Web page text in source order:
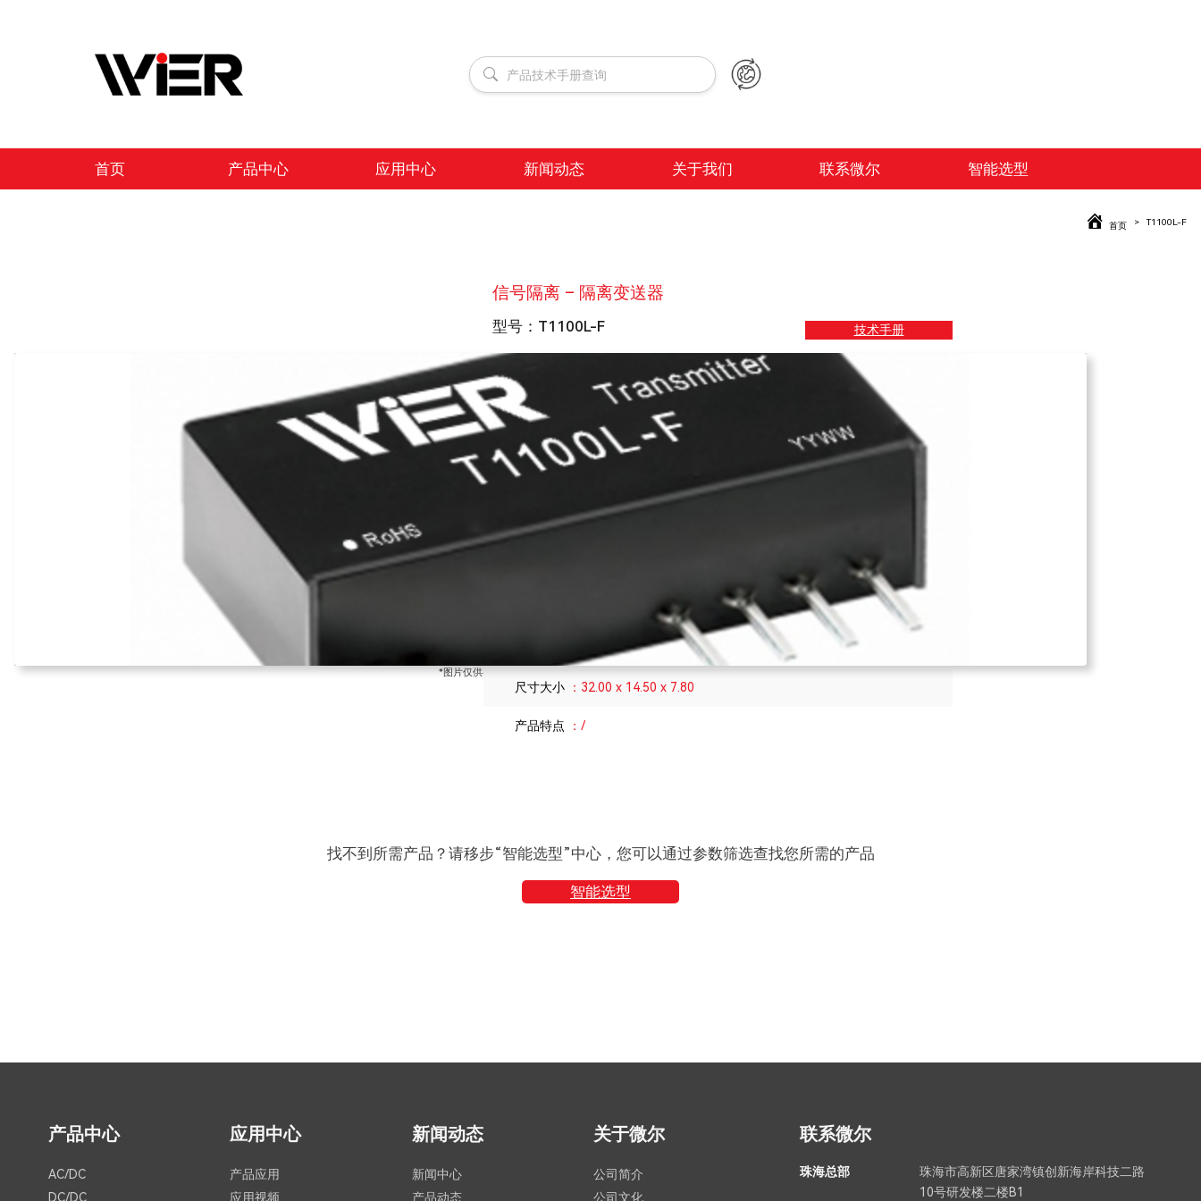
首页 产品中心 应用中心 新闻动态 关于我们 联系微尔 智能选型
首页 T1100L-F
*图片仅供参考，具体参数请以实物/技术规格书为准
信号隔离 – 隔离变送器
型号： T1100L-F 技术手册
隔离电压 3000
回路电压 10-24V
输入信号 4-20mA
通道数
尺寸大小 32.00 x 14.50 x 7.80
产品特点 /
找不到所需产品？请移步“智能选型”中心，您可以通过参数筛选查找您所需的产品
智能选型
产品中心
AC/DC
DC/DC
应用中心
产品应用
应用视频
新闻动态
新闻中心
产品动态
关于微尔
公司简介
公司文化
联系微尔
珠海总部
珠海市高新区唐家湾镇创新海岸科技二路
10号研发楼二楼B1